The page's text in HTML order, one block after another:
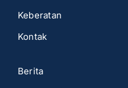
Keberatan
Kontak
Berita